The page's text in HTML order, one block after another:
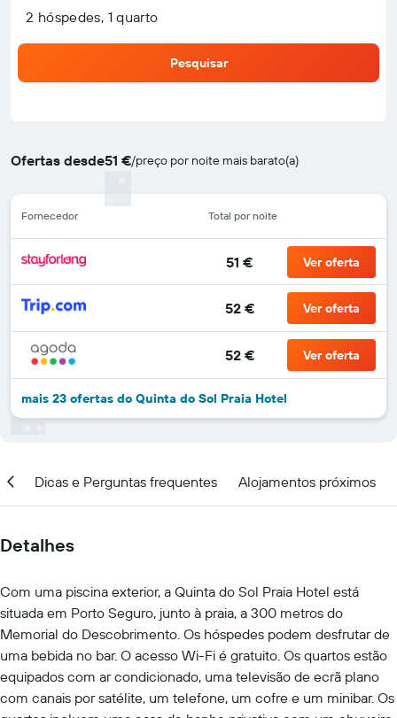
2 hóspedes, 1 quarto
Pesquisar
Ofertas desde51 €/preço por noite mais barato(a)
Fornecedor Total por noite
51 € Ver oferta
52 € Ver oferta
52 € Ver oferta
mais 23 ofertas do Quinta do Sol Praia Hotel
Dicas e Perguntas frequentes Alojamentos próximos
Detalhes
Com uma piscina exterior, a Quinta do Sol Praia Hotel está
situada em Porto Seguro, junto à praia, a 300 metros do
Memorial do Descobrimento. Os hóspedes podem desfrutar de
uma bebida no bar. O acesso Wi-Fi é gratuito. Os quartos estão
equipados com ar condicionado, uma televisão de ecrã plano
com canais por satélite, um telefone, um cofre e um minibar. Os